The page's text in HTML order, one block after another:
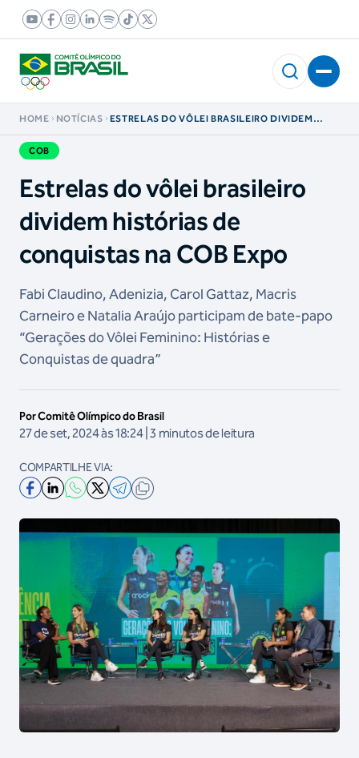
HOME NOTÍCIAS
ESTRELAS DO VÔLEI BRASILEIRO DIVIDEM
COB
Estrelas do vôlei brasileiro
dividem histórias de
conquistas na COB Expo
Fabi Claudino, Adenizia, Carol Gattaz, Macris
Carneiro e Natalia Araújo participam de bate-papo
“Gerações do Vôlei Feminino: Histórias e
Conquistas de quadra”
Por Comitê Olímpico do Brasil
27 de set, 2024 às 18:24 | 3 minutos de leitura
COMPARTILHE VIA: